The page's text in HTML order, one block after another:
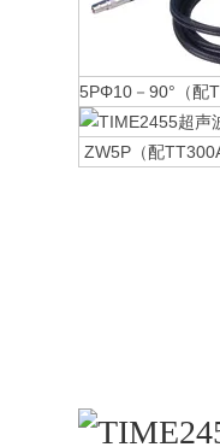
5PΦ10－90°（配
ZW5P（配